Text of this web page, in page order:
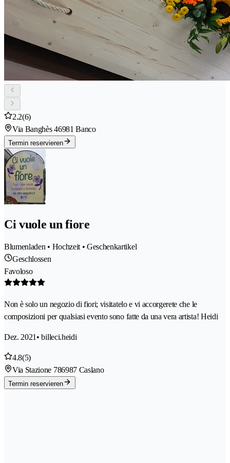
2.2(6)
Via Banghès 46981 Banco
Termin reservieren
Ci vuole un fiore
Blumenladen • Hochzeit • Geschenkartikel
Geschlossen
Favoloso
Non è solo un negozio di fiori; visitatelo e vi accorgerete che le
composizioni per qualsiasi evento sono fatte da una vera artista! Heidi
Dez. 2021 • billeci.heidi
4.8(5)
Via Stazione 786987 Caslano
Termin reservieren